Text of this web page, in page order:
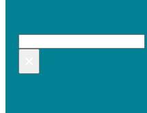
Pesquisar